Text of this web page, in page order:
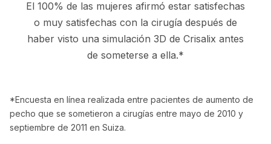
El 100% de las mujeres afirmó estar satisfechas
o muy satisfechas con la cirugía después de
haber visto una simulación 3D de Crisalix antes
de someterse a ella.*
*Encuesta en línea realizada entre pacientes de aumento de
pecho que se sometieron a cirugías entre mayo de 2010 y
septiembre de 2011 en Suiza.